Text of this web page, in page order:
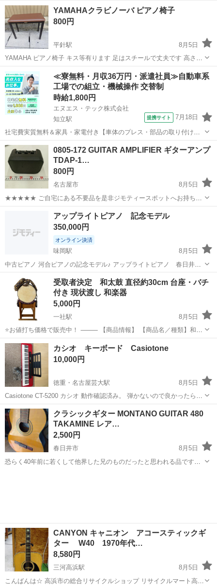
レッシュ済み中古ピアノ)のご案内です。
■■━━━━━━━━━━━━━━━━━■■ 【55周年記念】特別キャ
ンペーン！ 納品送料《...
愛知 名古屋市 茶屋ヶ坂駅 鍵盤楽器、ピアノ
YAMAHAクラビノーバ ピアノ椅子
800円
平針駅
8月5日
YAMAHA ピアノ椅子 キス等有ります 足はスチールで丈夫です 高さ約
49cm 幅 約60cm 奥行約30cm
平針駅 鍵盤楽器、ピアノ
≪寮無料・月収36万円・派遣社員≫自動車系
工場での組立・機械操作 交替制
時給1,800円
エヌエス・テック株式会社
知立駅
提携サイト 7月18日
社宅費実質無料＆家具・家電付き【車体のプレス・部品の取り付け・
塗装・検査】未経験でも時給1,800円 車体のプレス・部品の取り付
け・塗装・検査 車体のプレス・部品の取り付け・塗装・検査など、各
工程に分かれて作業を担当します...
愛知 刈谷市
0805-172 GUITAR AMPLIFIER ギターアンプ
TDAP-1…
800円
名古屋市
8月5日
★★★★★ ご自宅にある不要品を是非ジモティースポットへお持ち込
みしませんか？ 家電、趣味・スポーツ・レジャー用品、こども用品、
衣料服飾品、生活雑貨、家具、本、CD・DVDなどが無料でまとめて持
ち込めます！ ※詳細はこ...
アンプ GUITAR
アップライトピアノ 記念モデル
350,000円
オンライン決済
味岡駅
8月5日
中古ピアノ 河合ピアノの記念モデル♪ アップライトピアノ 春日井市
の河合ピアノの営業さん一押しで 記念モデルを購入し 調律も河合
ピアノに依頼してきちんと行っておりました。 娘→孫 と2代続けて
使用しましたが、 ついに使用が途...
愛知 小牧市 味岡駅 鍵盤楽器、ピアノ
アップライトピアノ
受取者決定 和太鼓 直径約30cm 台座・バチ
付き 現状渡し 和楽器
5,000円
一社駅
8月5日
⭐お値打ち価格で販売中！ ⸻ 【商品情報】 【商品名／種類】和太
鼓 【サイズ】直径約30cm 【付属品】台座・バチ付き（写真に写って
いる物が全てです） ⸻ 【商品について】 ・現状渡しとなります
・簡易清掃済み ・使...
愛知 名古屋市 一社駅 打楽器、ドラム
カシオ キーボード Casiotone
10,000円
徳重・名古屋芸大駅
8月5日
Casiotone CT-5200 カシオ 動作確認済み。 弾かないので良かったらぜ
ひ。 受け渡し場所 ファミリーマート 北名古屋六ツ師店 〒481-0001
愛知県北名古屋市六ツ師大島３８−１ 日時は平日の午前中だ...
愛知 小牧市 徳重・名古屋芸大駅 電子楽器 Casiotone
クラシックギター MONTANO GUITAR 480
TAKAMINE レア…
2,500円
春日井市
8月5日
恐らく40年前に若くして他界した兄のものだったと思われる品です。
CANYON キャニオン アコースティックギ
ター W40 1970年代…
8,580円
三河高浜駅
8月5日
こんばんは☆ 高浜市の総合リサイクルショップ リサイクルマート高浜